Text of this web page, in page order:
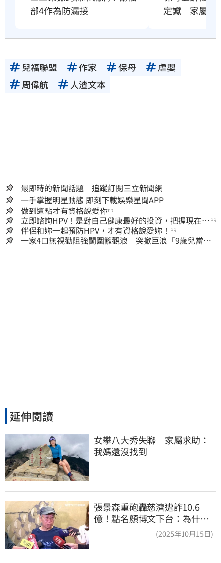
部4作為防漏接
定讞　家屬發
兒福聯盟 作家 保母
虐嬰
周偉航
人渣文本
最即時的新聞話題 追蹤訂閱三立新聞網
一手掌握明星動態 即刻下載娛樂星聞APP
做到這點才有資格說愛你PR
立即諮詢HPV！是對自己健康最好的投資，把握現在不
嫌晚！
PR
伴侶和妳一起預防HPV，才有資格說愛妳！ PR
一家4口無視勸阻強闖圍籬觀浪 突掀巨浪「9歲兒當場
延伸閱讀
女攀八大秀失聯　家屬求助：
我媽還沒找到
張景森重砲轟慈濟遭詐10.6
億！點名顏博文下台：為什麼
(2025年10月15日)